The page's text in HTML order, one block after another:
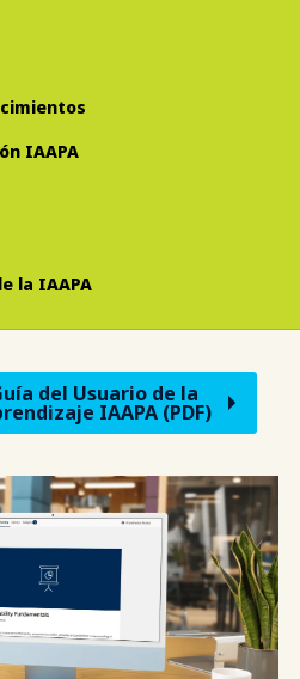
IAAPA
la IAAPA
del Usuario de la
IAAPA (PDF)